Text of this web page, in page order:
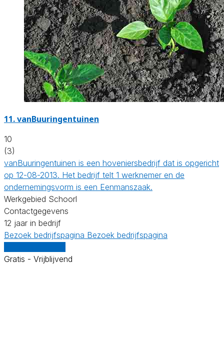
11.vanBuuringentuinen
10
(3)
vanBuuringentuinen is een hoveniersbedrijf dat is opgericht
op 12-08-2013. Het bedrijf telt 1 werknemer en de
ondernemingsvorm is een Eenmanszaak.
Werkgebied Schoorl
Contactgegevens
12 jaar in bedrijf
Bezoek bedrijfspagina Bezoek bedrijfspagina
Gratis - Vrijblijvend